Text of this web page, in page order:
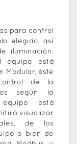
para control
elegido, así
iluminación,
equipo está
Modular, éste
de la
según la
está
visualizar
de los
o bien de